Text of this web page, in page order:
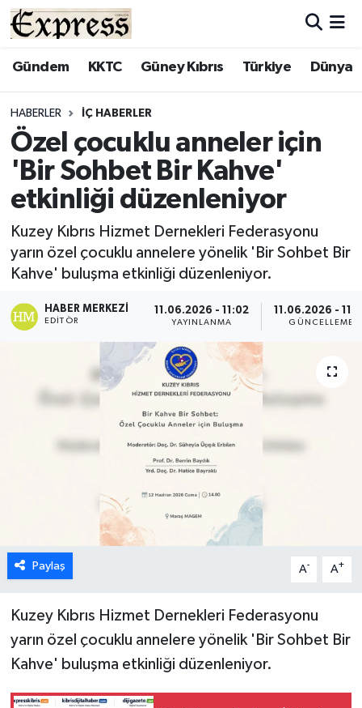
Gündem KKTC Güney Kıbrıs Türkiye Dünya
HABERLER İÇ HABERLER
Özel çocuklu anneler için
'Bir Sohbet Bir Kahve'
etkinliği düzenleniyor
Kuzey Kıbrıs Hizmet Dernekleri Federasyonu
yarın özel çocuklu annelere yönelik 'Bir Sohbet Bir
Kahve' buluşma etkinliği düzenleniyor.
HABER MERKEZI
EDITÖR
11.06.2026 - 11:02
YAYINLANMA
11.06.2026 -
GÜNCELLEME
Paylaş A- A+
Kuzey Kıbrıs Hizmet Dernekleri Federasyonu
yarın özel çocuklu annelere yönelik ' Bir Sohbet Bir
Kahve' buluşma etkinliği düzenleniyor.
ALAYKÖY
BİLİM
ÇATALKÖY
DÜNYA
EĞİTİM
EKONOMİ
ESENTEPE
GÜNDEM
GÜNEY KIBRIS
KÜLTÜR SANAT
Hava Durumu
Süper Lig Puan Durumu ve Fikstür
Tüm Manşetler
Son Dakika Haberleri
Haber Arşivi